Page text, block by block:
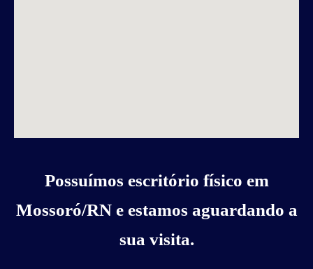
Possuímos escritório físico em
Mossoró/RN e estamos aguardando a
sua visita.